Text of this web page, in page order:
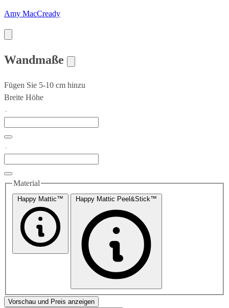
Amy MacCready
Wandmaße
Fügen Sie 5-10 cm hinzu
Breite Höhe
Material
Happy Mattic™ Happy Mattic Peel&Stick™
Vorschau und Preis anzeigen